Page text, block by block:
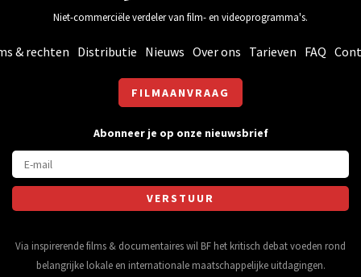
Niet-commerciële verdeler van film- en videoprogramma's.
& rechten Distributie Nieuws Over ons Tarieven FAQ
FILMAANVRAAG
Abonneer je op onze nieuwsbrief
Via inspirerende films & documentaires wil BF het kritisch debat voeden rond
belangrijke lokale en internationale maatschappelijke uitdagingen.